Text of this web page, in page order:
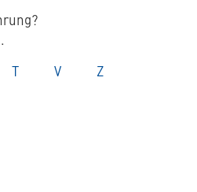
Glossar
T Glossar
V Glossar
Z